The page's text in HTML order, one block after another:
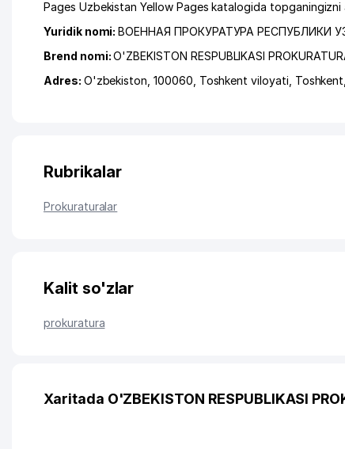
Pages Uzbekistan Yellow Pages katalogida topganingizni
Yuridik nomi:ВОЕННАЯ ПРОКУРАТУРА РЕСПУБЛИКИ
Brend nomi:O'ZBEKISTON RESPUBLIKASI
Adres: O'zbekiston, 100060, Toshkent viloyati Toshkent
Rubrikalar
Prokuraturalar
Kalit so'zlar
prokuratura
Xaritada O'ZBEKISTON RESPUBLIKASI